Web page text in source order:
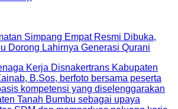
Simpang Empat Resmi Dibuka,
Dorong Lahirnya Generasi Qurani